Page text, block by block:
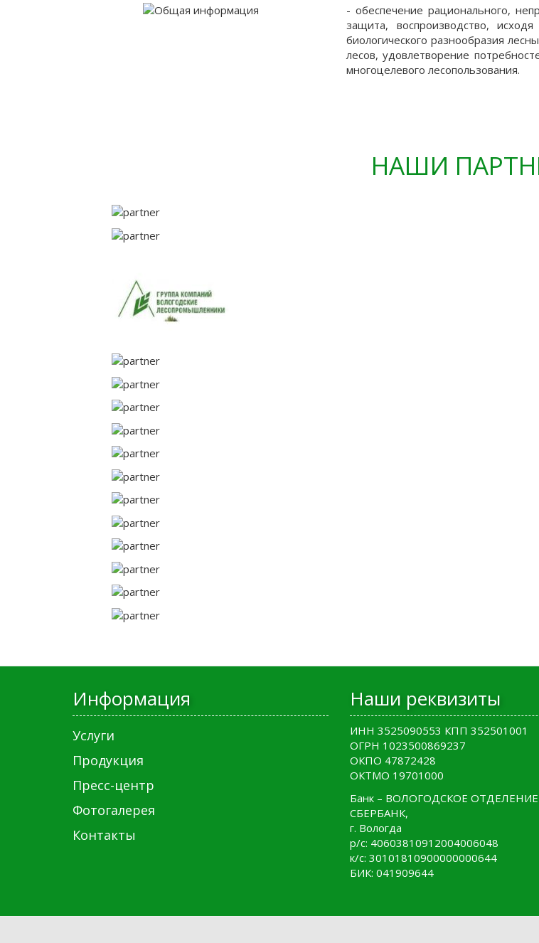
- обеспечение рационального,
защита, воспроизводство,
биологического разнообразия
лесов, удовлетворение
многоцелевого лесопользования.
НАШИ
Информация
Услуги
Продукция
Пресс-центр
Фотогалерея
Контакты
Наши реквизиты
ИНН 3525090553 КПП 352501001
ОГРН 1023500869237
ОКПО 47872428
ОКТМО 19701000
Банк – ВОЛОГОДСКОЕ
СБЕРБАНК,
г. Вологда
р/с: 40603810912004006048
к/с: 30101810900000000644
БИК: 041909644